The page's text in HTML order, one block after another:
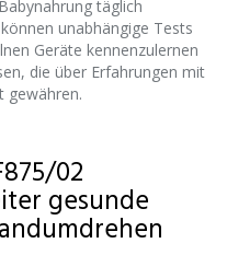
täglich
unabhängige Tests
Geräte kennenzulernen
die über Erfahrungen mit
gewähren.
02
gesunde